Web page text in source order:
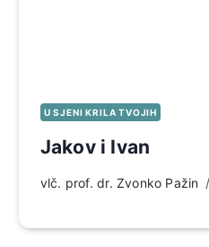
U SJENI KRILA TVOJIH
Jakov i Ivan
vlč. prof. dr. Zvonko Pažin